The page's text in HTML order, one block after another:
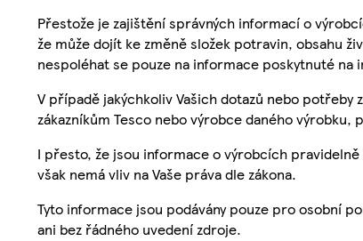
Přestože je zajištění správných informací o
že může dojít ke změně složek potravin, obsahu
nespoléhat se pouze na informace poskytnuté
V případě jakýchkoliv Vašich dotazů nebo
zákazníkům Tesco nebo výrobce daného výrobku,
I přesto, že jsou informace o výrobcích
však nemá vliv na Vaše práva dle zákona.
Tyto informace jsou podávány pouze pro osobní
ani bez řádného uvedení zdroje.